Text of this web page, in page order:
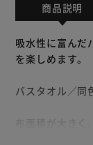
商品説明
吸水性に富んだ
を楽しめます。
バスタオル／同